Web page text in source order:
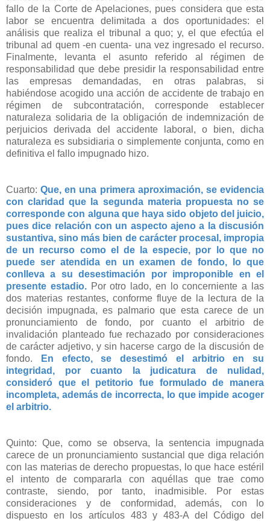
fallo de la Corte de Apelaciones, pues considera que esta
labor se encuentra delimitada a dos oportunidades: el
análisis que realiza el tribunal a quo; y, el que efectúa el
tribunal ad quem -en cuenta- una vez ingresado el recurso.
Finalmente, levanta el asunto referido al régimen de
responsabilidad que debe presidir la responsabilidad entre
las empresas demandadas, en otras palabras, si
habiéndose acogido una acción de accidente de trabajo en
régimen de subcontratación, corresponde establecer
naturaleza solidaria de la obligación de indemnización de
perjuicios derivada del accidente laboral, o bien, dicha
naturaleza es subsidiaria o simplemente conjunta, como en
definitiva el fallo impugnado hizo.
Cuarto:Que, en una primera aproximación, se evidencia
con claridad que la segunda materia propuesta no se
corresponde con alguna que haya sido objeto del juicio,
pues dice relación con un aspecto ajeno a la discusión
sustantiva, sino más bien de carácter procesal, impropia
de un recurso como el de la especie, por lo que no
puede ser atendida en un examen de fondo, lo que
conlleva a su desestimación por improponible en el
presente estadio. Por otro lado, en lo concerniente a las
dos materias restantes, conforme fluye de la lectura de la
decisión impugnada, es palmario que esta carece de un
pronunciamiento de fondo, por cuanto el arbitrio de
invalidación planteado fue rechazado por consideraciones
de carácter adjetivo, y sin hacerse cargo de la discusión de
fondo.
En efecto, se desestimó el arbitrio en su
integridad, por cuanto la judicatura de nulidad,
consideró que el petitorio fue formulado de manera
incompleta, además de incorrecta, lo que impide acoger
el arbitrio.
Quinto: Que, como se observa, la sentencia impugnada
carece de un pronunciamiento sustancial que diga relación
con las materias de derecho propuestas, lo que hace estéril
el intento de compararla con aquéllas que trae como
contraste, siendo, por tanto, inadmisible. Por estas
consideraciones y de conformidad, además, con lo
dispuesto en los artículos 483 y 483-A del Código del